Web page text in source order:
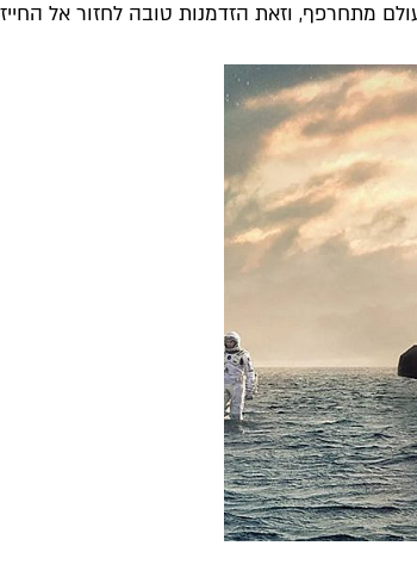
מתחרפף, וזאת הזדמנות טובה לחזור אל